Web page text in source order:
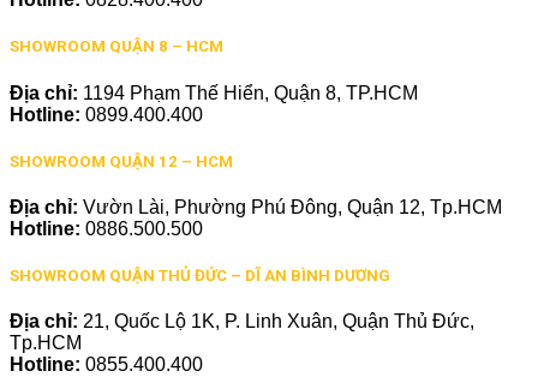
SHOWROOM QUẬN 8 – HCM
Địa chỉ: 1194 Phạm Thế Hiển, Quận 8, TP.HCM
Hotline: 0899.400.400
SHOWROOM QUẬN 12 – HCM
Địa chỉ: Vườn Lài, Phường Phú Đông, Quận 12, Tp.HCM
Hotline: 0886.500.500
SHOWROOM QUẬN THỦ ĐỨC – DĨ AN BÌNH DƯƠNG
Địa chỉ: 21, Quốc Lộ 1K, P. Linh Xuân, Quận Thủ Đức,
Tp.HCM
Hotline: 0855.400.400